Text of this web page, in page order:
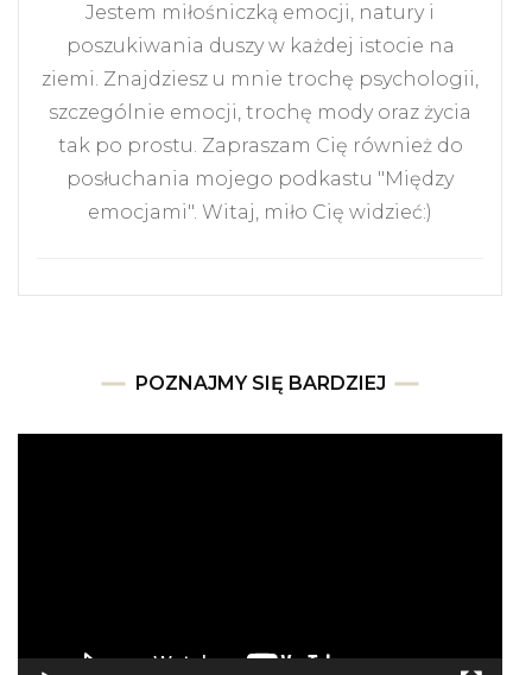
Jestem miłośniczką emocji, natury i
poszukiwania duszy w każdej istocie na
ziemi. Znajdziesz u mnie trochę psychologii,
szczególnie emocji, trochę mody oraz życia
tak po prostu. Zapraszam Cię również do
posłuchania mojego podkastu "Między
emocjami". Witaj, miło Cię widzieć:)
POZNAJMY SIĘ BARDZIEJ